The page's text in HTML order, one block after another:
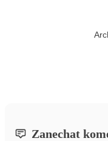
Zanechat